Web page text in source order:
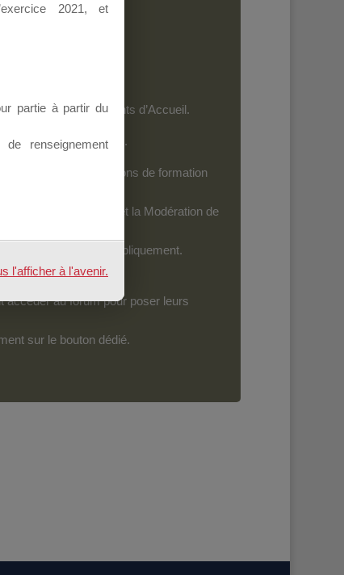
personnels des Points d’Accueil.
de l’AGEFICE.
financement d’actions de formation
: Seuls leurs Auteurs et la Modération de
accessibles publiquement.
accéder au forum pour poser leurs
sur le bouton dédié.
2021, et
partie à partir du
renseignement
l'afficher à l'avenir.